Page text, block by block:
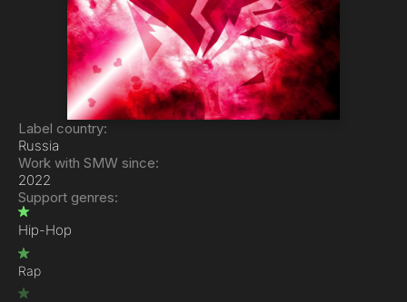
Label country:
Russia
Work with SMW since:
2022
Support genres:
Hip-Hop
Rap